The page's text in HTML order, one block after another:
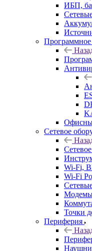
ИБП,
Программное
Сетевое
Wi-Fi,
Wi-Fi
Точки
Периферия